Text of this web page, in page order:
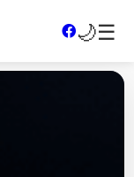
🌙☰